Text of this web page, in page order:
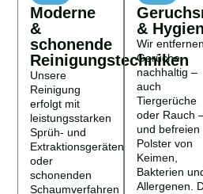
Moderne
&
schonende
Reinigungstechniken
Unsere
Reinigung
erfolgt mit
leistungsstarken
Sprüh- und
Extraktionsgeräten
oder
schonenden
Schaumverfahren
&
Wir entfernen
Gerüche
nachhaltig –
auch
Tiergerüche
oder Rauch –
und befreien
Polster von
Keimen,
Bakterien
Allergenen.